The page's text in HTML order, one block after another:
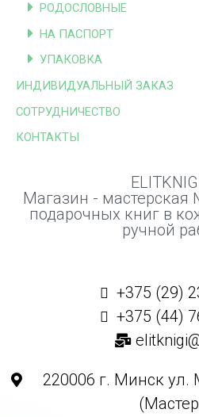
РОДОСЛОВНЫЕ
НА ПАСПОРТ
УПАКОВКА
ИНДИВИДУАЛЬНЫЙ ЗАКАЗ
СОТРУДНИЧЕСТВО
КОНТАКТЫ
Магазин -
подарочных книг в
ручной
+375 (29)
+375 (44)
220006 г. Минск ул.